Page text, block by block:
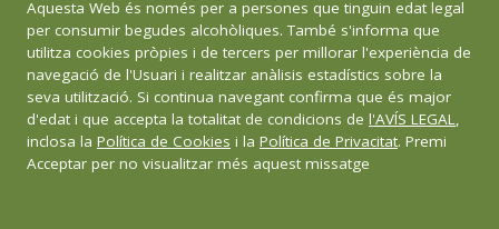
Canal de l'informant
Aquesta Web és només per a persones que tinguin edat legal
per consumir begudes alcohòliques. També s'informa que
utilitza cookies pròpies i de tercers per millorar l'experiència de
navegació de l'Usuari i realitzar anàlisis estadístics sobre la
seva utilització. Si continua navegant confirma que és major
d'edat i que accepta la totalitat de condicions de l'AVÍS LEGAL,
inclosa la Política de Cookies i la Política de Privacitat. Premi
Acceptar per no visualitzar més aquest missatge